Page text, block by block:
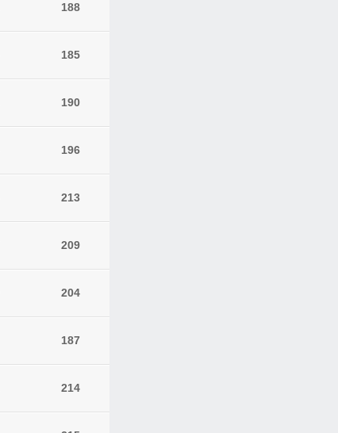
188
185
190
196
213
209
204
187
214